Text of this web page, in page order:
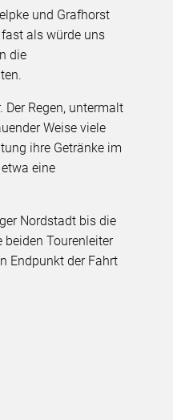
und Grafhorst
als würde uns
die
Regen, untermalt
Weise viele
ihre Getränke im
eine
Nordstadt bis die
beiden Tourenleiter
Endpunkt der Fahrt